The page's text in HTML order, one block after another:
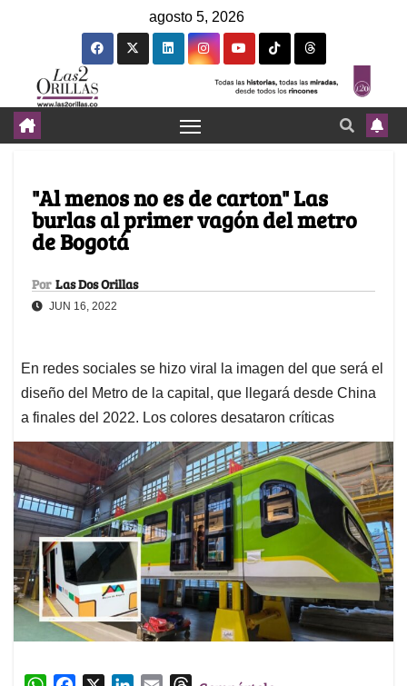
agosto 5, 2026
"Al menos no es de carton" Las
burlas al primer vagón del metro
de Bogotá
Por Las Dos Orillas
JUN 16, 2022
En redes sociales se hizo viral la imagen del que será el
diseño del Metro de la capital, que llegará desde China
a finales del 2022. Los colores desataron críticas